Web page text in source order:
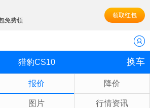
免费领
领取红包
猎豹CS10 换车
报价 降价
图片 行情资讯